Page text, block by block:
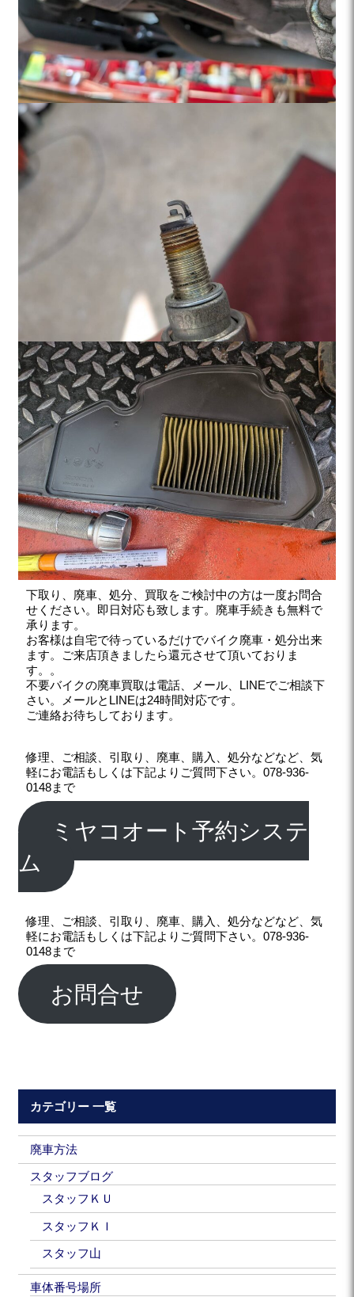
下取り、廃車、処分、買取をご検討中の方は一度お問合
せください。即日対応も致します。廃車手続きも無料で
承ります。
お客様は自宅で待っているだけでバイク廃車・処分出来
ます。ご来店頂きましたら還元させて頂いておりま
す。。
不要バイクの廃車買取は電話、メール、LINEでご相談下
さい。メールとLINEは24時間対応です。
ご連絡お待ちしております。
修理、ご相談、引取り、廃車、購入、処分などなど、気
軽にお電話もしくは下記よりご質問下さい。078-936-
0148まで
ミヤコオート予約システ
ム
修理、ご相談、引取り、廃車、購入、処分などなど、気
軽にお電話もしくは下記よりご質問下さい。078-936-
0148まで
お問合せ
カテゴリー 一覧
廃車方法
スタッフブログ
スタッフＫＵ
スタッフＫＩ
スタッフ山
車体番号場所